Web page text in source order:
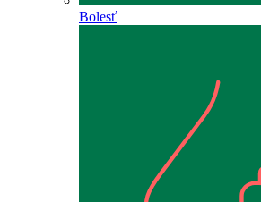
Bolesť